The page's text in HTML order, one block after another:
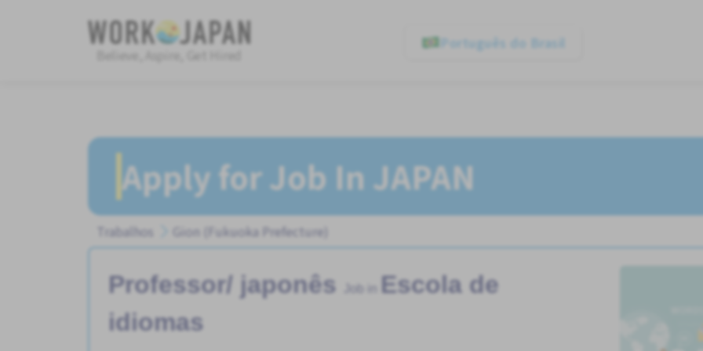
Believe, Aspire, Get Hired
Português do Brasil
Apply for Job In JAPAN
Trabalhos Gion (Fukuoka Prefecture)
Professor/ japonês
Escola de
idiomas